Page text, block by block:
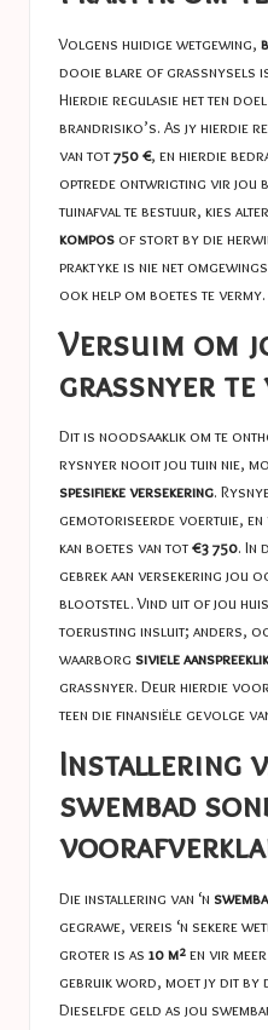
Volgens huidige wetgewing,
dooie blare of grassnysels
Hierdie regulasie het ten
brandrisiko’s. As jy hierdie
van tot750 €, en hierdie
optrede ontwrigting vir jou
tuinafval te bestuur, kies
kompos of stort by die
praktyke is nie net
ook help om boetes te vermy.
Versuim om
grassnyer te
Dit is noodsaaklik om te
rysnyer nooit jou tuin nie,
spesifieke versekering.
gemotoriseerde voertuie, en
kan boetes van tot€3 750. In
gebrek aan versekering jou
blootstel. Vind uit of jou
toerusting insluit; anders,
waarborg siviele
grassnyer. Deur hierdie
teen die finansiële gevolge
Installering
swembad
Die installering van ‘n
gegrawe, vereis ‘n sekere
groter is as 10 m²en vir
gebruik word, moet jy dit by
Dieselfde geld as jou